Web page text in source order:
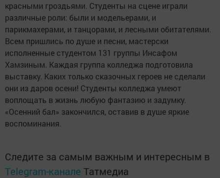
красными гроздьями. Студенты на сцене играли
различные роли: были и модельерами, и
парикмахерами, и танцорами, и лесными обитателями.
Всем пришлись по душе и песни, мастерски
исполненные студентом 131 группы Инсафом
Хамзиным. Каждая группа колледжа подготовила
выставку. Каких только сказочных героев не сделали
они из даров осени! Студенты колледжа умеют
воплощать в жизнь любую фантазию и задумку.
«Осенний бал» закончился, оставив в душе яркие
воспоминания.
Следите за самым важным и интересным в
Telegram-канале Татмедиа